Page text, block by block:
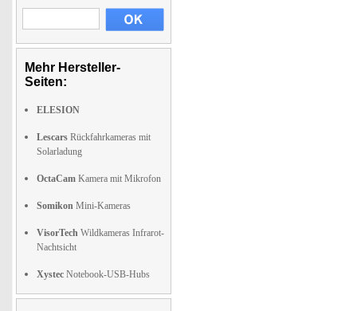
Mehr Hersteller-
Seiten:
ELESION
Lescars Rückfahrkameras mit
Solarladung
OctaCam Kamera mit Mikrofon
Somikon Mini-Kameras
VisorTech Wildkameras Infrarot-
Nachtsicht
Xystec Notebook-USB-Hubs